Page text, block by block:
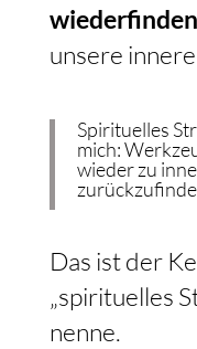
wiederfinden
unsere
Spirituelles
mich:
wieder zu
Das ist der
„spirituelles
nenne.